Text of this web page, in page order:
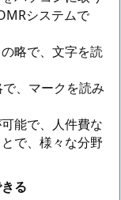
システムで
略で、文字を読
、マークを読み
能で、人件費な
で、様々な分野
る